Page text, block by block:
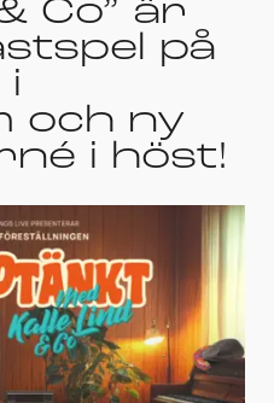
Co” är
på
i
och ny
i höst!